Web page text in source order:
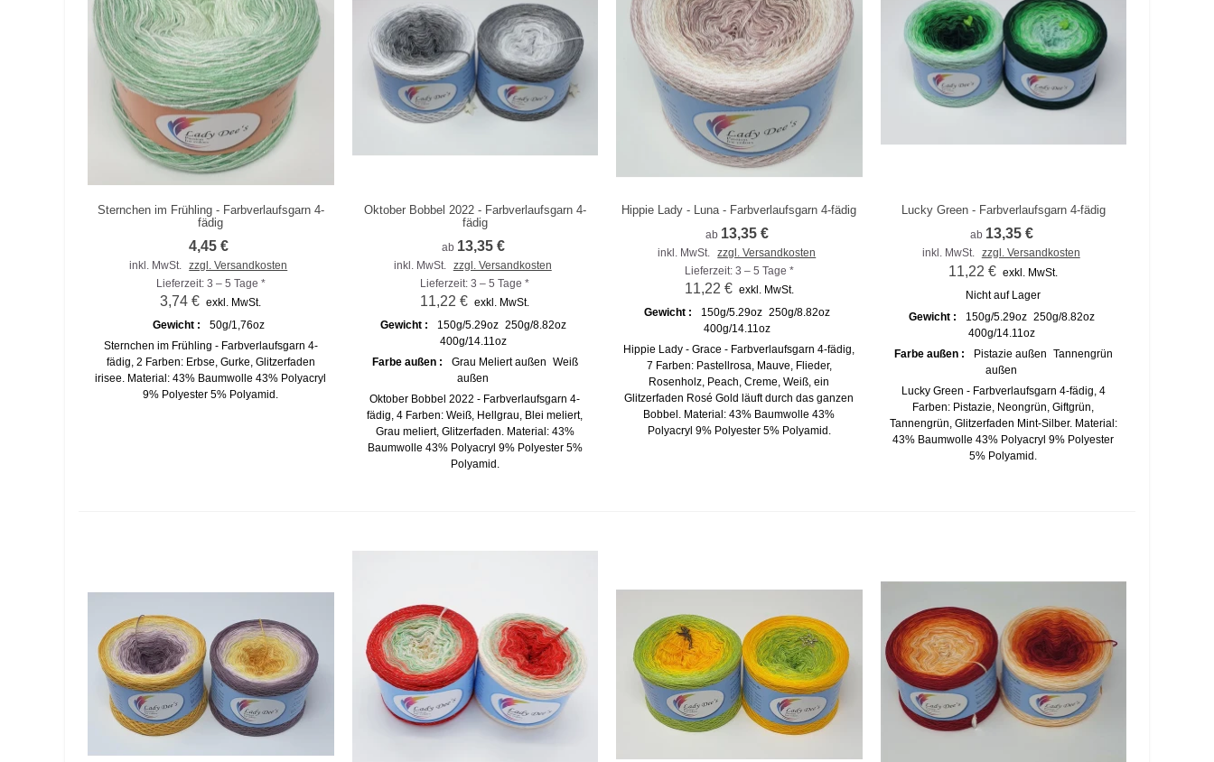
Zum Vergleich hinzufügen
Sternchen im Frühling - Farbverlaufsgarn 4-
fädig
4,45 €
inkl. MwSt. zzgl. Versandkosten
Lieferzeit: 3 – 5 Tage *
3,74 € exkl. MwSt.
Gewicht :
50g/1,76oz
Sternchen im Frühling - Farbverlaufsgarn 4-
fädig, 2 Farben: Erbse, Gurke, Glitzerfaden
irisee. Material: 43% Baumwolle 43% Polyacryl
9% Polyester 5% Polyamid.
Zum Vergleich hinzufügen
Oktober Bobbel 2022 - Farbverlaufsgarn 4-
fädig
ab 13,35 €
inkl. MwSt. zzgl. Versandkosten
Lieferzeit: 3 – 5 Tage *
11,22 € exkl. MwSt.
Gewicht :
150g/5.29oz 250g/8.82oz
400g/14.11oz
Farbe außen :
Grau Meliert außen Weiß
außen
Oktober Bobbel 2022 - Farbverlaufsgarn 4-
fädig, 4 Farben: Weiß, Hellgrau, Blei meliert,
Grau meliert, Glitzerfaden. Material: 43%
Baumwolle 43% Polyacryl 9% Polyester 5%
Polyamid.
Zum Vergleich hinzufügen
Hippie Lady - Luna - Farbverlaufsgarn 4-fädig
ab 13,35 €
inkl. MwSt. zzgl. Versandkosten
Lieferzeit: 3 – 5 Tage *
11,22 € exkl. MwSt.
Gewicht :
150g/5.29oz 250g/8.82oz
400g/14.11oz
Hippie Lady - Grace - Farbverlaufsgarn 4-fädig,
7 Farben: Pastellrosa, Mauve, Flieder,
Rosenholz, Peach, Creme, Weiß, ein
Glitzerfaden Rosé Gold läuft durch das ganzen
Bobbel. Material: 43% Baumwolle 43%
Polyacryl 9% Polyester 5% Polyamid.
Zum Vergleich hinzufügen
Lucky Green - Farbverlaufsgarn 4-fädig
ab 13,35 €
inkl. MwSt. zzgl. Versandkosten
11,22 € exkl. MwSt.
Nicht auf Lager
Gewicht :
150g/5.29oz 250g/8.82oz
400g/14.11oz
Farbe außen :
Pistazie außen Tannengrün
außen
Lucky Green - Farbverlaufsgarn 4-fädig, 4
Farben: Pistazie, Neongrün, Giftgrün,
Tannengrün, Glitzerfaden Mint-Silber. Material:
43% Baumwolle 43% Polyacryl 9% Polyester
5% Polyamid.